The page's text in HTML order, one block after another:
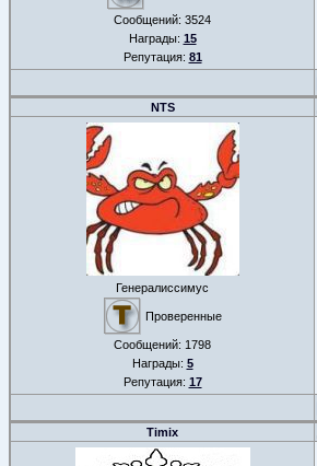
Сообщений: 3524
Награды: 15
Репутация: 81
NTS
Генералиссимус
Проверенные
Сообщений: 1798
Награды: 5
Репутация: 17
Timix